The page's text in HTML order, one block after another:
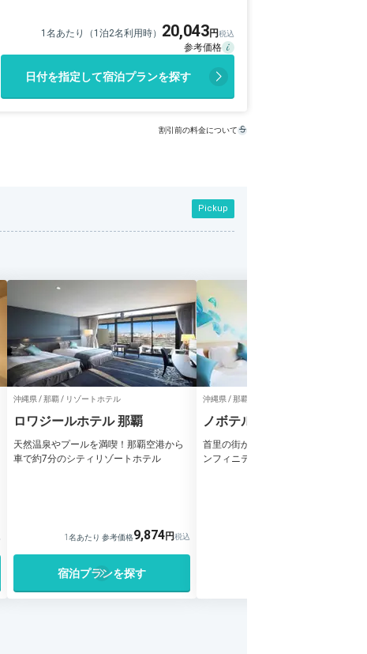
1名あたり（1泊2名利用時） 20,043
日付を指定して宿泊プランを探す
割引前の料金について
Pickup
沖縄県 / 那覇 / リゾートホテル
ロワジールホテル 那覇
天然温泉やプールを満喫！那覇空港から
車で約7分のシティリゾートホテル
1名あたり 参考価格9,874
宿泊プランを探す
沖縄県 / 那覇 / リゾートホテル
ノボテル沖縄那覇
首里の街から那覇市内を一望できる。
ンフィニティプール付きのホテル